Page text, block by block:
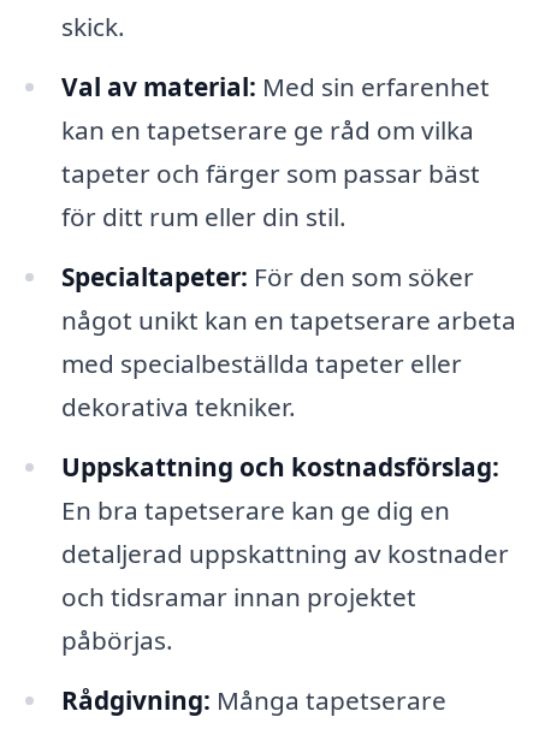
skick.
Val av material: Med sin erfarenhet
kan en tapetserare ge råd om vilka
tapeter och färger som passar bäst
för ditt rum eller din stil.
Specialtapeter: För den som söker
något unikt kan en tapetserare arbeta
med specialbeställda tapeter eller
dekorativa tekniker.
Uppskattning och kostnadsförslag:
En bra tapetserare kan ge dig en
detaljerad uppskattning av kostnader
och tidsramar innan projektet
påbörjas.
Rådgivning: Många tapetserare